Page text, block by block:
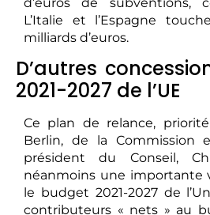
L’Italie et l’Espagne
milliards d’euros.
D’autres
2021-2027 de l’UE
Ce plan de relance,
Berlin, de la Commission
président du Conseil,
néanmoins une importante
le budget 2021-2027 de
contributeurs « nets » au